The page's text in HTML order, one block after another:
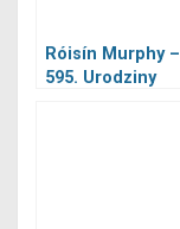
Róisín Murphy –
595. Urodziny